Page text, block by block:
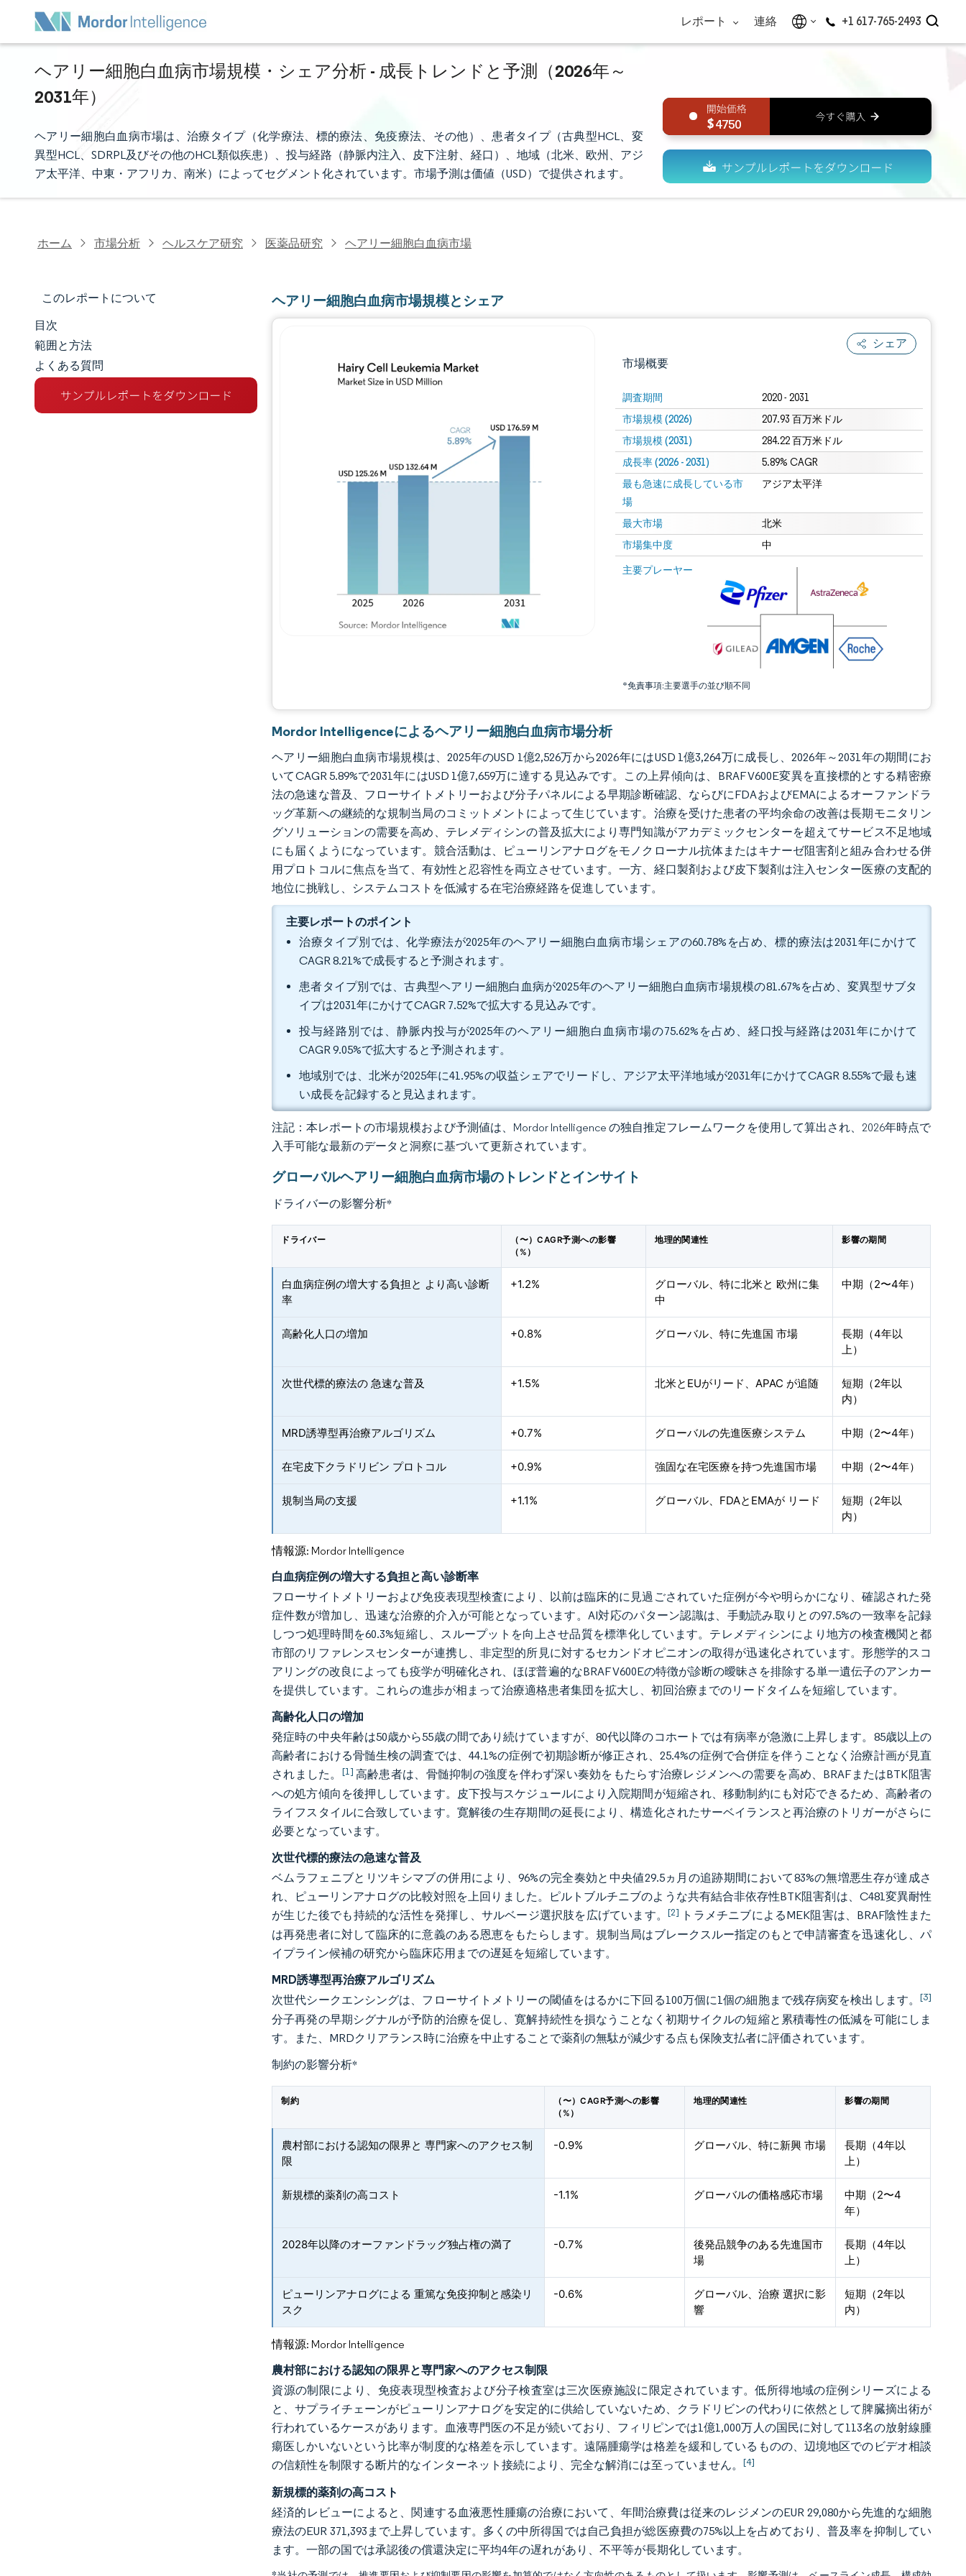
レポート 連絡 +1 617-765-2493
ヘアリー細胞白血病市場規模・シェア分析 - 成長トレンドと予測（2026年～
2031年）
ヘアリー細胞白血病市場は、治療タイプ（化学療法、標的療法、免疫療法、その他）、患者タイプ（古典型HCL、変
異型HCL、SDRPL及びその他のHCL類似疾患）、投与経路（静脈内注入、皮下注射、経口）、地域（北米、欧州、アジ
ア太平洋、中東・アフリカ、南米）によってセグメント化されています。市場予測は価値（USD）で提供されます。
4750
ホーム 市場分析 ヘルスケア研究 医薬品研究 ヘアリー細胞白血病市場
このレポートについて
市場規模とシェア
市場分析
トレンドとインサイト
目次
範囲と方法
よくある質問
ヘアリー細胞白血病市場規模とシェア
シェア
市場概要
調査期間 2020 - 2031
市場規模 (2026) 207.93 百万米ドル
市場規模 (2031) 284.22 百万米ドル
成長率 (2026 - 2031) 5.89% CAGR
最も急速に成長している市
場
アジア太平洋
最大市場 北米
市場集中度 中
主要プレーヤー
*免責事項:主要選手の並び順不同
画像 © Mordor Intelligence。再利用にはCC BY 4.0の表示が必要です。
画像 © Mordor Intelligence。再利用にはCC BY 4.0の表示が必要です。
Mordor Intelligenceによるヘアリー細胞白血病市場分析
ヘアリー細胞白血病市場規模は、2025年のUSD 1億2,526万から2026年にはUSD 1億3,264万に成長し、2026年～2031年の期間にお
いてCAGR 5.89%で2031年にはUSD 1億7,659万に達する見込みです。この上昇傾向は、BRAF V600E変異を直接標的とする精密療
法の急速な普及、フローサイトメトリーおよび分子パネルによる早期診断確認、ならびにFDAおよびEMAによるオーファンドラ
ッグ革新への継続的な規制当局のコミットメントによって生じています。治療を受けた患者の平均余命の改善は長期モニタリン
グソリューションの需要を高め、テレメディシンの普及拡大により専門知識がアカデミックセンターを超えてサービス不足地域
にも届くようになっています。競合活動は、ピューリンアナログをモノクローナル抗体またはキナーゼ阻害剤と組み合わせる併
用プロトコルに焦点を当て、有効性と忍容性を両立させています。一方、経口製剤および皮下製剤は注入センター医療の支配的
地位に挑戦し、システムコストを低減する在宅治療経路を促進しています。
主要レポートのポイント
治療タイプ別では、化学療法が2025年のヘアリー細胞白血病市場シェアの60.78%を占め、標的療法は2031年にかけて
CAGR 8.21%で成長すると予測されます。
患者タイプ別では、古典型ヘアリー細胞白血病が2025年のヘアリー細胞白血病市場規模の81.67%を占め、変異型サブタ
イプは2031年にかけてCAGR 7.52%で拡大する見込みです。
投与経路別では、静脈内投与が2025年のヘアリー細胞白血病市場の75.62%を占め、経口投与経路は2031年にかけて
CAGR 9.05%で拡大すると予測されます。
地域別では、北米が2025年に41.95%の収益シェアでリードし、アジア太平洋地域が2031年にかけてCAGR 8.55%で最も速
い成長を記録すると見込まれます。
注記：本レポートの市場規模および予測値は、Mordor Intelligence の独自推定フレームワークを使用して算出され、2026年時点で
入手可能な最新のデータと洞察に基づいて更新されています。
グローバルヘアリー細胞白血病市場のトレンドとインサイト
ドライバーの影響分析*
ドライバー
（〜）CAGR予測への影響
（%）
地理的関連性 影響の期間
白血病症例の増大する負担と より高い診断
率
+1.2%
グローバル、特に北米と 欧州に集
中
中期（2〜4年）
高齢化人口の増加 +0.8% グローバル、特に先進国 市場
長期（4年以
上）
次世代標的療法の 急速な普及 +1.5% 北米とEUがリード、APAC が追随
短期（2年以
内）
MRD誘導型再治療アルゴリズム +0.7% グローバルの先進医療システム 中期（2〜4年）
在宅皮下クラドリビン プロトコル +0.9% 強固な在宅医療を持つ先進国市場 中期（2〜4年）
規制当局の支援 +1.1% グローバル、FDAとEMAが リード
短期（2年以
内）
情報源: Mordor Intelligence
白血病症例の増大する負担と高い診断率
フローサイトメトリーおよび免疫表現型検査により、以前は臨床的に見過ごされていた症例が今や明らかになり、確認された発
症件数が増加し、迅速な治療的介入が可能となっています。AI対応のパターン認識は、手動読み取りとの97.5%の一致率を記録
しつつ処理時間を60.3%短縮し、スループットを向上させ品質を標準化しています。テレメディシンにより地方の検査機関と都
市部のリファレンスセンターが連携し、非定型的所見に対するセカンドオピニオンの取得が迅速化されています。形態学的スコ
アリングの改良によっても疫学が明確化され、ほぼ普遍的なBRAF V600Eの特徴が診断の曖昧さを排除する単一遺伝子のアンカー
を提供しています。これらの進歩が相まって治療適格患者集団を拡大し、初回治療までのリードタイムを短縮しています。
高齢化人口の増加
発症時の中央年齢は50歳から55歳の間であり続けていますが、80代以降のコホートでは有病率が急激に上昇します。85歳以上の
高齢者における骨髄生検の調査では、44.1%の症例で初期診断が修正され、25.4%の症例で合併症を伴うことなく治療計画が見直
されました。 [1] 高齢患者は、骨髄抑制の強度を伴わず深い奏効をもたらす治療レジメンへの需要を高め、BRAFまたはBTK阻害
への処方傾向を後押ししています。皮下投与スケジュールにより入院期間が短縮され、移動制約にも対応できるため、高齢者の
ライフスタイルに合致しています。寛解後の生存期間の延長により、構造化されたサーベイランスと再治療のトリガーがさらに
必要となっています。
次世代標的療法の急速な普及
ベムラフェニブとリツキシマブの併用により、96%の完全奏効と中央値29.5ヵ月の追跡期間において83%の無増悪生存が達成さ
れ、ピューリンアナログの比較対照を上回りました。ピルトブルチニブのような共有結合非依存性BTK阻害剤は、C481変異耐性
が生じた後でも持続的な活性を発揮し、サルベージ選択肢を広げています。[2] トラメチニブによるMEK阻害は、BRAF陰性また
は再発患者に対して臨床的に意義のある恩恵をもたらします。規制当局はブレークスルー指定のもとで申請審査を迅速化し、パ
イプライン候補の研究から臨床応用までの遅延を短縮しています。
MRD誘導型再治療アルゴリズム
次世代シークエンシングは、フローサイトメトリーの閾値をはるかに下回る100万個に1個の細胞まで残存病変を検出します。 [3]
分子再発の早期シグナルが予防的治療を促し、寛解持続性を損なうことなく初期サイクルの短縮と累積毒性の低減を可能にしま
す。また、MRDクリアランス時に治療を中止することで薬剤の無駄が減少する点も保険支払者に評価されています。
制約の影響分析*
制約
（〜）CAGR予測への影響
（%）
地理的関連性 影響の期間
農村部における認知の限界と 専門家へのアクセス制
限
-0.9% グローバル、特に新興 市場
長期（4年以
上）
新規標的薬剤の高コスト -1.1% グローバルの価格感応市場
中期（2〜4
年）
2028年以降のオーファンドラッグ独占権の満了 -0.7%
後発品競争のある先進国市
場
長期（4年以
上）
ピューリンアナログによる 重篤な免疫抑制と感染リ
スク
-0.6%
グローバル、治療 選択に影
響
短期（2年以
内）
情報源: Mordor Intelligence
農村部における認知の限界と専門家へのアクセス制限
資源の制限により、免疫表現型検査および分子検査室は三次医療施設に限定されています。低所得地域の症例シリーズによる
と、サプライチェーンがピューリンアナログを安定的に供給していないため、クラドリビンの代わりに依然として脾臓摘出術が
行われているケースがあります。血液専門医の不足が続いており、フィリピンでは1億1,000万人の国民に対して113名の放射線腫
瘍医しかいないという比率が制度的な格差を示しています。遠隔腫瘍学は格差を緩和しているものの、辺境地区でのビデオ相談
の信頼性を制限する断片的なインターネット接続により、完全な解消には至っていません。[4]
新規標的薬剤の高コスト
経済的レビューによると、関連する血液悪性腫瘍の治療において、年間治療費は従来のレジメンのEUR 29,080から先進的な細胞
療法のEUR 371,393まで上昇しています。多くの中所得国では自己負担が総医療費の75%以上を占めており、普及率を抑制してい
ます。一部の国では承認後の償還決定に平均4年の遅れがあり、不平等が長期化しています。